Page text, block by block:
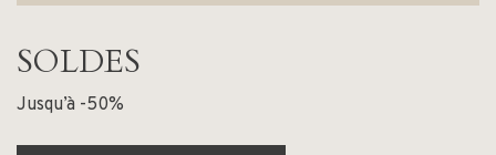
SOLDES
Jusqu’à -50%